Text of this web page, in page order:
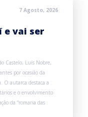
7 Agosto, 2026
e vai ser
Castelo, Luís Nobre,
por ocasião da
O autarca destaca a
e o envolvimento
da “romaria das